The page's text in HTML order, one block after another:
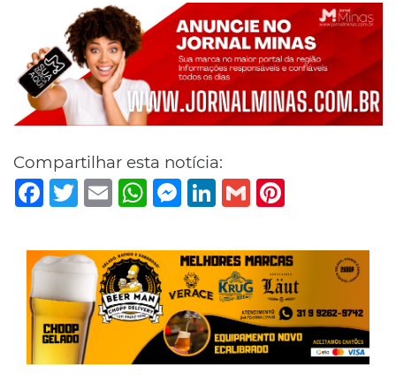
Compartilhar esta notícia:
Facebook
TwitterEmail WhatsAppMessenger
LinkedIn
Gmail